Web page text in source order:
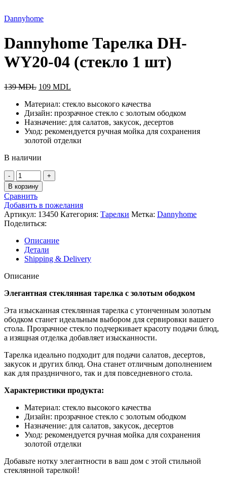
Dannyhome
Dannyhome Тарелка DH-
WY20-04 (стекло 1 шт)
139MDL 109 MDL
Материал: стекло высокого качества
Дизайн: прозрачное стекло с золотым ободком
Назначение: для салатов, закусок, десертов
Уход: рекомендуется ручная мойка для сохранения
золотой отделки
В наличии
В корзину
Сравнить
Добавить в пожелания
Артикул: 13450 Категория: Тарелки Метка: Dannyhome
Поделиться:
Описание
Детали
Shipping & Delivery
Описание
Элегантная стеклянная тарелка с золотым ободком
Эта изысканная стеклянная тарелка с утонченным золотым
ободком станет идеальным выбором для сервировки вашего
стола. Прозрачное стекло подчеркивает красоту подачи блюд,
а изящная отделка добавляет изысканности.
Тарелка идеально подходит для подачи салатов, десертов,
закусок и других блюд. Она станет отличным дополнением
как для праздничного, так и для повседневного стола.
Характеристики продукта:
Материал: стекло высокого качества
Дизайн: прозрачное стекло с золотым ободком
Назначение: для салатов, закусок, десертов
Уход: рекомендуется ручная мойка для сохранения
золотой отделки
Добавьте нотку элегантности в ваш дом с этой стильной
стеклянной тарелкой!